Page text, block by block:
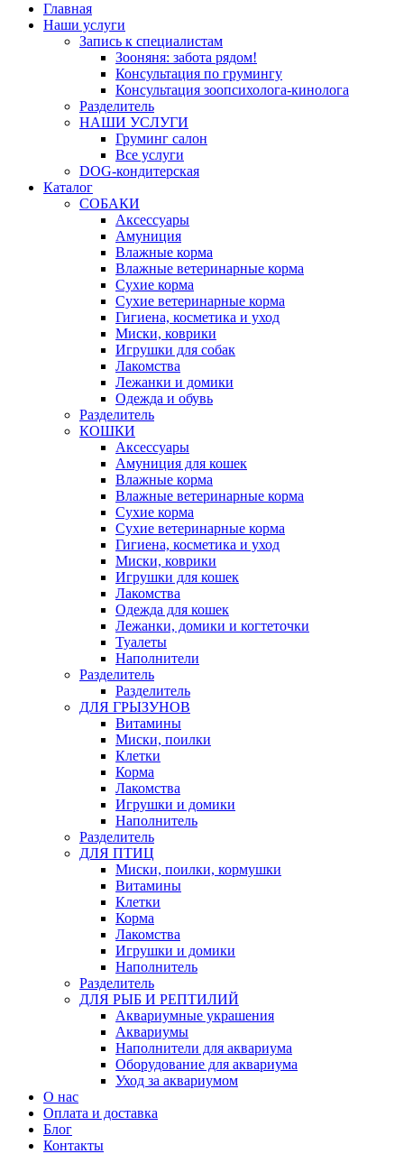
Главная
Наши услуги
Запись к специалистам
Зооняня: забота рядом!
Консультация по грумингу
Консультация зоопсихолога-кинолога
Pазделитель
НАШИ УСЛУГИ
Груминг салон
Все услуги
DOG-кондитерская
Каталог
СОБАКИ
Аксессуары
Амуниция
Влажные корма
Влажные ветеринарные корма
Сухие корма
Сухие ветеринарные корма
Гигиена, косметика и уход
Миски, коврики
Игрушки для собак
Лакомства
Лежанки и домики
Одежда и обувь
Разделитель
КОШКИ
Аксессуары
Амуниция для кошек
Влажные корма
Влажные ветеринарные корма
Сухие корма
Сухие ветеринарные корма
Гигиена, косметика и уход
Миски, коврики
Игрушки для кошек
Лакомства
Одежда для кошек
Лежанки, домики и когтеточки
Туалеты
Наполнители
Pазделитель
Разделитель
ДЛЯ ГРЫЗУНОВ
Витамины
Миски, поилки
Клетки
Корма
Лакомства
Игрушки и домики
Наполнитель
Разделитель
ДЛЯ ПТИЦ
Миски, поилки, кормушки
Витамины
Клетки
Корма
Лакомства
Игрушки и домики
Наполнитель
Разделитель
ДЛЯ РЫБ И РЕПТИЛИЙ
Аквариумные украшения
Аквариумы
Наполнители для аквариума
Оборудование для аквариума
Уход за аквариумом
О нас
Оплата и доставка
Блог
Контакты